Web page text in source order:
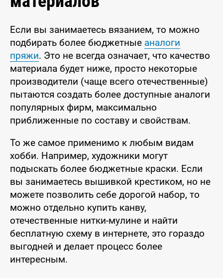
Если вы занимаетесь вязанием, то можно
подбирать более бюджетные аналоги
пряжи. Это не всегда означает, что качество
материала будет ниже, просто некоторые
производители (чаще всего отечественные)
пытаются создать более доступные аналоги
популярных фирм, максимально
приближенные по составу и свойствам.
То же самое применимо к любым видам
хобби. Например, художники могут
подыскать более бюджетные краски. Если
вы занимаетесь вышивкой крестиком, но не
можете позволить себе дорогой набор, то
можно отдельно купить канву,
отечественные нитки-мулине и найти
бесплатную схему в интернете, это гораздо
выгодней и делает процесс более
интересным.